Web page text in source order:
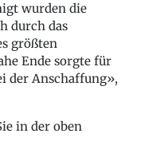
wurden die
durch das
größten
Ende sorgte für
der Anschaffung»,
in der oben